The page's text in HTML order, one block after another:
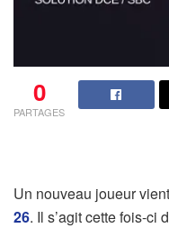
0
PARTAGES
Un nouveau joueur
26. Il s’agit cette fois-ci